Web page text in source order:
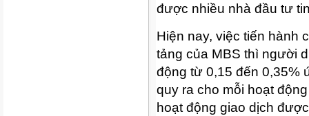
được nhiều nhà đầu tư
Hiện nay, việc tiến hành
tảng của MBS thì người
động từ 0,15 đến 0,35%
quy ra cho mỗi hoạt
hoạt động giao dịch